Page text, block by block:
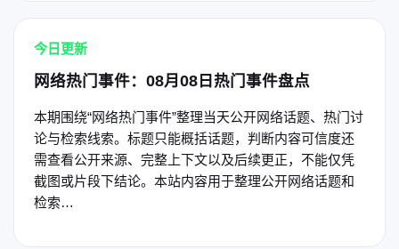
今日更新
网络热门事件：08月08日热门事件盘点
本期围绕“网络热门事件”整理当天公开网络话题、热门讨
论与检索线索。标题只能概括话题，判断内容可信度还
需查看公开来源、完整上下文以及后续更正，不能仅凭
截图或片段下结论。本站内容用于整理公开网络话题和
检索…